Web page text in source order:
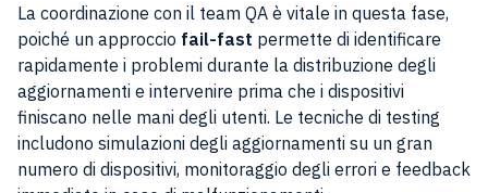
La coordinazione con il team QA è vitale in questa fase,
poiché un approccio fail-fast permette di identificare
rapidamente i problemi durante la distribuzione degli
aggiornamenti e intervenire prima che i dispositivi
finiscano nelle mani degli utenti. Le tecniche di testing
includono simulazioni degli aggiornamenti su un gran
numero di dispositivi, monitoraggio degli errori e feedback